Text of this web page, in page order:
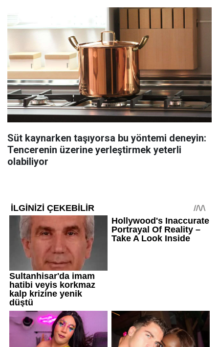
Süt kaynarken taşıyorsa bu yöntemi deneyin:
Tencerenin üzerine yerleştirmek yeterli
olabiliyor